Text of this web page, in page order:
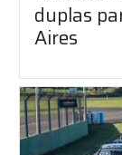
duplas
Aires